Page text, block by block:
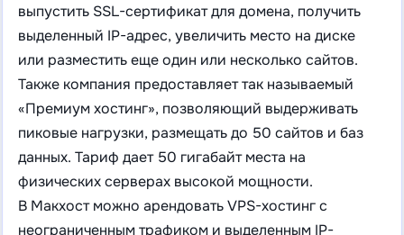
выпустить SSL-сертификат для домена, получить
выделенный IP-адрес, увеличить место на диске
или разместить еще один или несколько сайтов.
Также компания предоставляет так называемый
«Премиум хостинг», позволяющий выдерживать
пиковые нагрузки, размещать до 50 сайтов и баз
данных. Тариф дает 50 гигабайт места на
физических серверах высокой мощности.
В Макхост можно арендовать VPS-хостинг с
неограниченным трафиком и выделенным IP-